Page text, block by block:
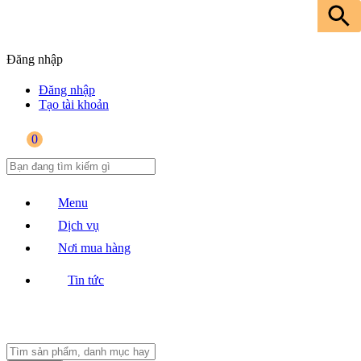
Đăng nhập
Đăng nhập
Tạo tài khoản
0
Menu
Dịch vụ
Nơi mua hàng
Tin tức